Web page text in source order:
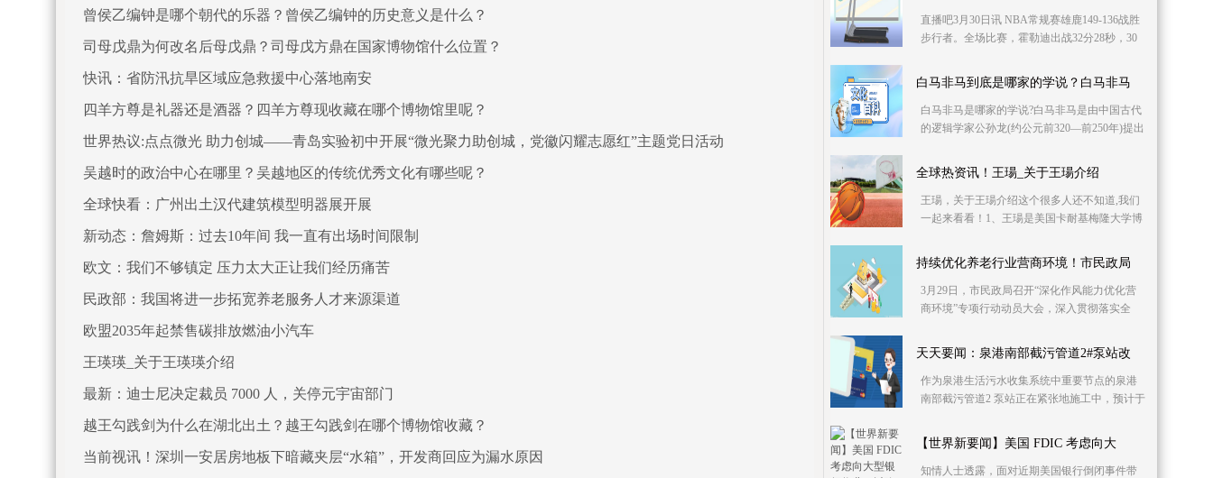
曾侯乙编钟是哪个朝代的乐器？曾侯乙编钟的历史意义是什么？
司母戊鼎为何改名后母戊鼎？司母戊方鼎在国家博物馆什么位置？
快讯：省防汛抗旱区域应急救援中心落地南安
四羊方尊是礼器还是酒器？四羊方尊现收藏在哪个博物馆里呢？
世界热议:点点微光 助力创城——青岛实验初中开展“微光聚力助创城，党徽闪耀志愿红”主题党日活动
吴越时的政治中心在哪里？吴越地区的传统优秀文化有哪些呢？
全球快看：广州出土汉代建筑模型明器展开展
新动态：詹姆斯：过去10年间 我一直有出场时间限制
欧文：我们不够镇定 压力太大正让我们经历痛苦
民政部：我国将进一步拓宽养老服务人才来源渠道
欧盟2035年起禁售碳排放燃油小汽车
王瑛瑛_关于王瑛瑛介绍
最新：迪士尼决定裁员 7000 人，关停元宇宙部门
越王勾践剑为什么在湖北出土？越王勾践剑在哪个博物馆收藏？
当前视讯！深圳一安居房地板下暗藏夹层“水箱”，开发商回应为漏水原因
直播吧3月30日讯 NBA常规赛雄鹿149-136战胜
步行者。全场比赛，霍勒迪出战32分28秒，30
的51分，外
白马非马到底是哪家的学说？白马非马
白马非马是哪家的学说?白马非马是由中国古代
的逻辑学家公孙龙(约公元前320—前250年)提出
马非马
全球热资讯！王瑒_关于王瑒介绍
王瑒，关于王瑒介绍这个很多人还不知道,我们
一起来看看！1、王瑒是美国卡耐基梅隆大学博
于王瑒到此
持续优化养老行业营商环境！市民政局
3月29日，市民政局召开“深化作风能力优化营
商环境”专项行动动员大会，深入贯彻落实全
优化营商
天天要闻：泉港南部截污管道2#泵站改
作为泉港生活污水收集系统中重要节点的泉港
南部截污管道2 泵站正在紧张地施工中，预计于
泵站改造
【世界新要闻】美国 FDIC 考虑向大
知情人士透露，面对近期美国银行倒闭事件带